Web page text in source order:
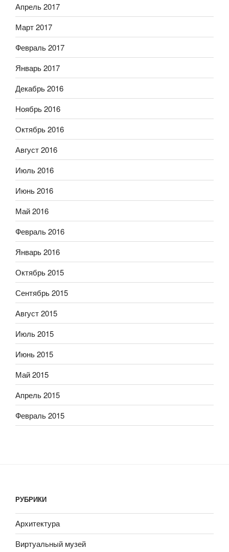
Апрель 2017
Март 2017
Февраль 2017
Январь 2017
Декабрь 2016
Ноябрь 2016
Октябрь 2016
Август 2016
Июль 2016
Июнь 2016
Май 2016
Февраль 2016
Январь 2016
Октябрь 2015
Сентябрь 2015
Август 2015
Июль 2015
Июнь 2015
Май 2015
Апрель 2015
Февраль 2015
РУБРИКИ
Архитектура
Виртуальный музей